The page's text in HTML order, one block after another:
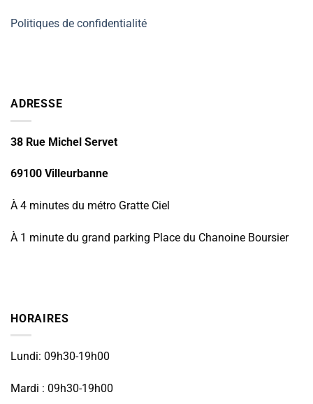
Politiques de confidentialité
ADRESSE
38 Rue Michel Servet
69100 Villeurbanne
À 4 minutes du métro Gratte Ciel
À 1 minute du grand parking Place du Chanoine Boursier
HORAIRES
Lundi: 09h30-19h00
Mardi : 09h30-19h00